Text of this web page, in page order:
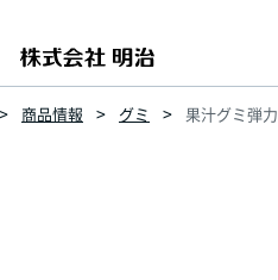
商品情報 グミ 果汁グミ弾